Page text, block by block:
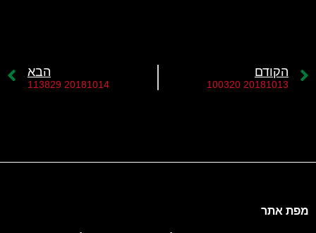
הקודם
20181013 100320
הבא
20181014 113829
מפת אתר